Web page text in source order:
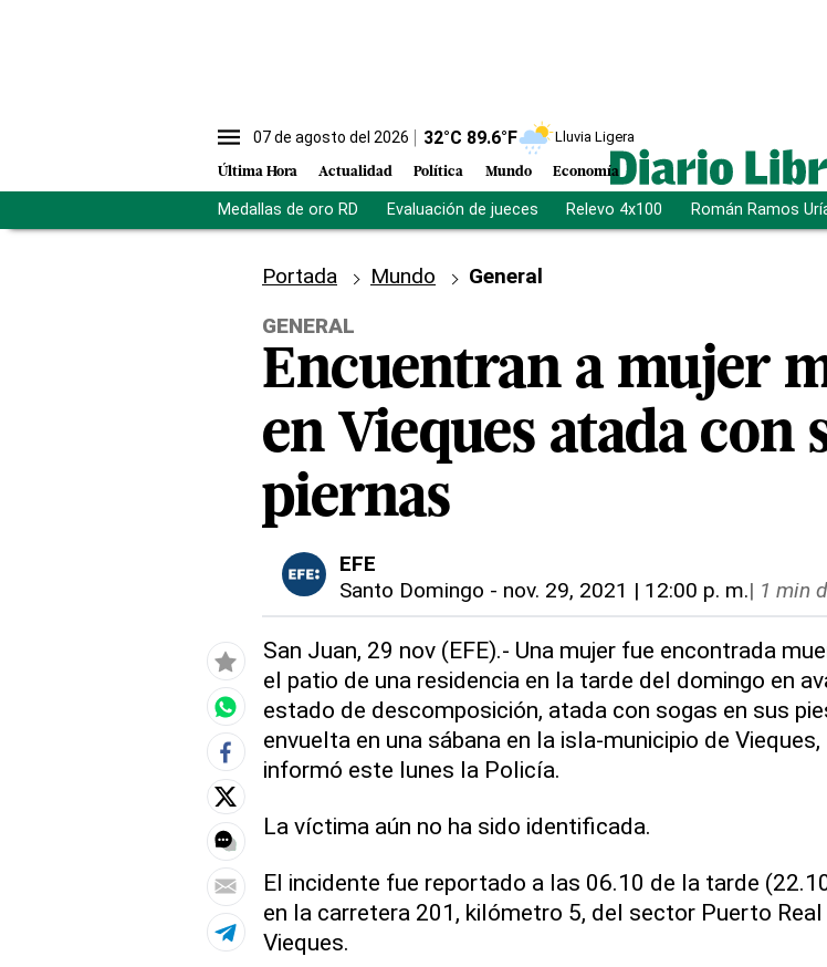
07 de agosto del 2026 32°C 89.6°F Lluvia Ligera
Última Hora Actualidad Política Mundo Economía
Medallas de oro RD Evaluación de jueces Relevo 4x100 Román Ramos
Portada Mundo
General
GENERAL
Encuentran a mujer
en Vieques atada con
piernas
EFE
Santo Domingo - nov. 29, 2021 | 12:00 p. m.| 1 min
San Juan, 29 nov (EFE).- Una mujer fue encontrada
el patio de una residencia en la tarde del domingo en
estado de descomposición, atada con sogas en sus
envuelta en una sábana en la isla-municipio de Vieques,
informó este lunes la Policía.
La víctima aún no ha sido identificada.
El incidente fue reportado a las 06.10 de la tarde
en la carretera 201, kilómetro 5, del sector Puerto Real
Vieques.